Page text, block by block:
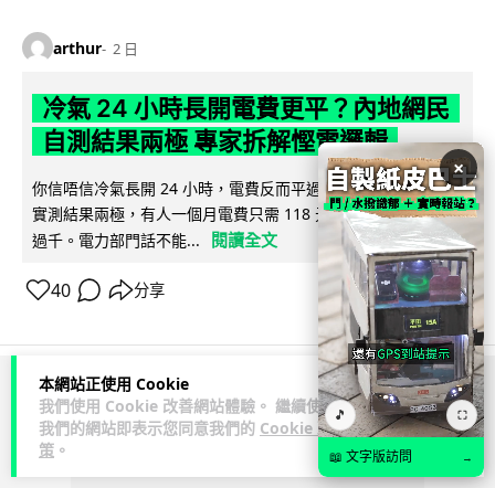
本網站正使用 Cookie
我們使用 Cookie 改善網站體驗。 繼續使用
我們的網站即表示您同意我們的 Cookie 政
策 。
arthur 2 日
冷氣 24 小時長開電費更平？內地網民
自測結果兩極 專家拆解慳電邏輯
你信唔信冷氣長開 24 小時，電費反而平過開開關關？內地網民
實測結果兩極，有人一個月電費只需 118 元人民幣，有人飆到
過千。電力部門話不能...
閱讀全文
40 分享
ADVERTISEMENT
×
🎵 ⛶
📖 文字版訪問 →